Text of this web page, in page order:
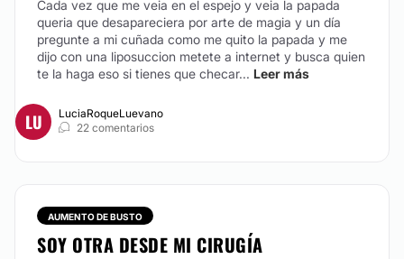
Cada vez que me veia en el espejo y veia la papada
queria que desapareciera por arte de magia y un día
pregunte a mi cuñada como me quito la papada y me
dijo con una liposuccion metete a internet y busca quien
te la haga eso si tienes que checar... Leer más
LU
LuciaRoqueLuevano
22 comentarios
AUMENTO DE BUSTO
SOY OTRA DESDE MI CIRUGÍA